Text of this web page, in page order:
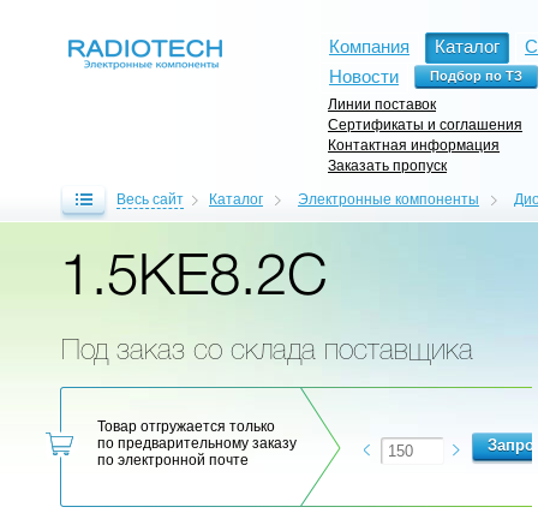
Компания Каталог
Новости
Линии поставок
Сертификаты и соглашения
Контактная информация
Заказать пропуск
Весь сайт Каталог Электронные компоненты
1.5KE8.2C
Под заказ со склада поставщика
Товар отгружается только
по предварительному заказу
по электронной почте